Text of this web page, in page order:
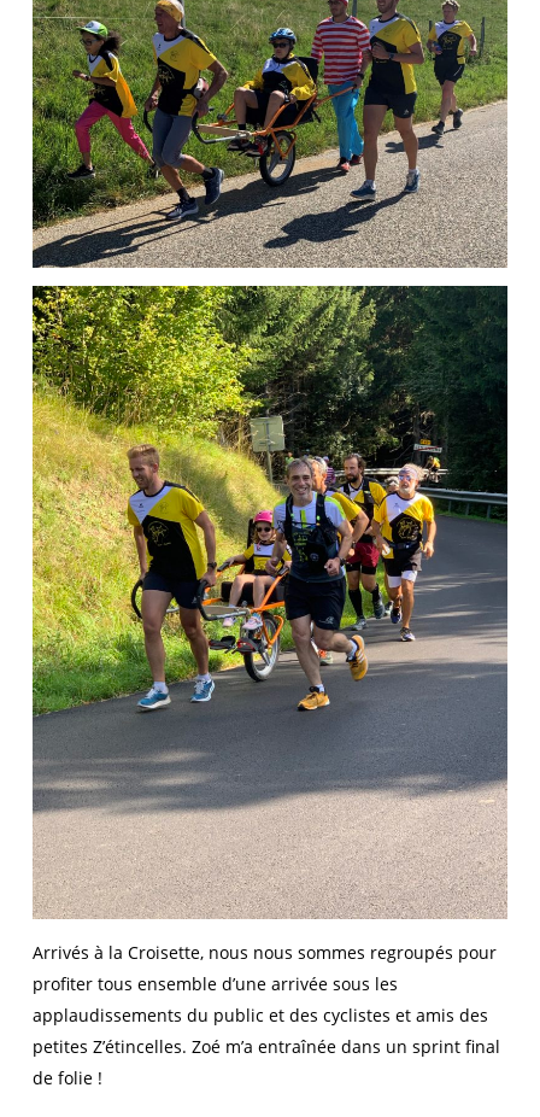
Arrivés à la Croisette, nous nous sommes regroupés pour
profiter tous ensemble d’une arrivée sous les
applaudissements du public et des cyclistes et amis des
petites Z’étincelles. Zoé m’a entraînée dans un sprint final
de folie !